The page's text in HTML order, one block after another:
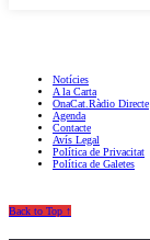
Notícies
A la Carta
OnaCat.Ràdio Directe
Agenda
Contacte
Avís Legal
Política de Privacitat
Política de Galetes
Back to Top ↑